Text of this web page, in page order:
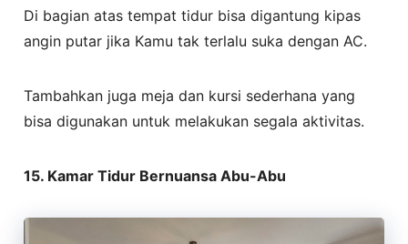
Di bagian atas tempat tidur bisa digantung kipas
angin putar jika Kamu tak terlalu suka dengan AC.
Tambahkan juga meja dan kursi sederhana yang
bisa digunakan untuk melakukan segala aktivitas.
15. Kamar Tidur Bernuansa Abu-Abu